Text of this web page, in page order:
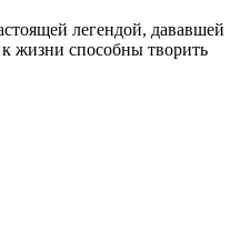
легендой, дававшей
жизни способны творить